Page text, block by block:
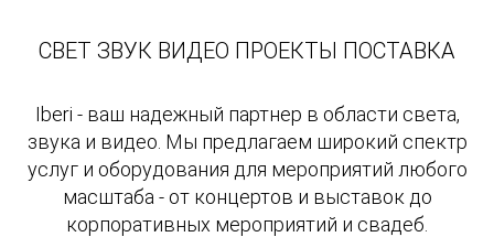
СВЕТ ЗВУК ВИДЕО ПРОЕКТЫ ПОСТАВКА
Iberi - ваш надежный партнер в области света,
звука и видео. Мы предлагаем широкий спектр
услуг и оборудования для мероприятий любого
масштаба - от концертов и выставок до
корпоративных мероприятий и свадеб.